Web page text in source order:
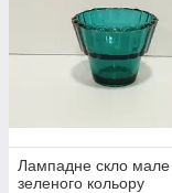
Лампадне скло мале
зеленого кольору